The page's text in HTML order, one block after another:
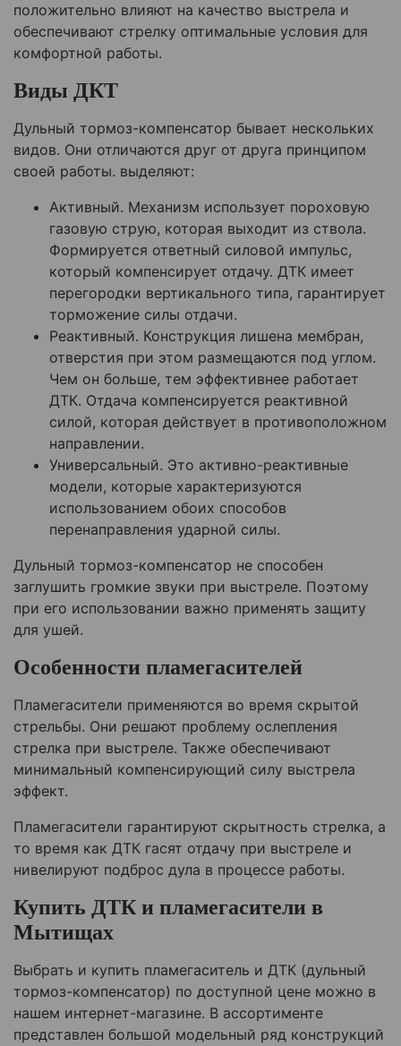
положительно влияют на качество выстрела и
обеспечивают стрелку оптимальные условия для
комфортной работы.
Виды ДКТ
Дульный тормоз-компенсатор бывает нескольких
видов. Они отличаются друг от друга принципом
своей работы. выделяют:
Активный. Механизм использует пороховую
газовую струю, которая выходит из ствола.
Формируется ответный силовой импульс,
который компенсирует отдачу. ДТК имеет
перегородки вертикального типа, гарантирует
торможение силы отдачи.
Реактивный. Конструкция лишена мембран,
отверстия при этом размещаются под углом.
Чем он больше, тем эффективнее работает
ДТК. Отдача компенсируется реактивной
силой, которая действует в противоположном
направлении.
Универсальный. Это активно-реактивные
модели, которые характеризуются
использованием обоих способов
перенаправления ударной силы.
Дульный тормоз-компенсатор не способен
заглушить громкие звуки при выстреле. Поэтому
при его использовании важно применять защиту
для ушей.
Особенности пламегасителей
Пламегасители применяются во время скрытой
стрельбы. Они решают проблему ослепления
стрелка при выстреле. Также обеспечивают
минимальный компенсирующий силу выстрела
эффект.
Пламегасители гарантируют скрытность стрелка, а
то время как ДТК гасят отдачу при выстреле и
нивелируют подброс дула в процессе работы.
Купить ДТК и пламегасители в
Мытищах
Выбрать и купить пламегаситель и ДТК (дульный
тормоз-компенсатор) по доступной цене можно в
нашем интернет-магазине. В ассортименте
представлен большой модельный ряд конструкций